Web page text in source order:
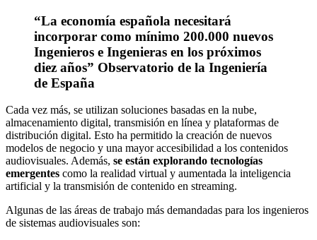
“La economía española necesitará
incorporar como mínimo 200.000 nuevos
Ingenieros e Ingenieras en los próximos
diez años” Observatorio de la Ingeniería
de España
Cada vez más, se utilizan soluciones basadas en la nube,
almacenamiento digital, transmisión en línea y plataformas de
distribución digital. Esto ha permitido la creación de nuevos
modelos de negocio y una mayor accesibilidad a los contenidos
audiovisuales. Además, se están explorando tecnologías
emergentes como la realidad virtual y aumentada la inteligencia
artificial y la transmisión de contenido en streaming.
Algunas de las áreas de trabajo más demandadas para los ingenieros
de sistemas audiovisuales son: